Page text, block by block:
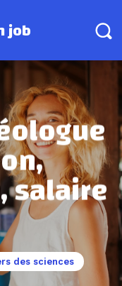
job
salaire
des sciences